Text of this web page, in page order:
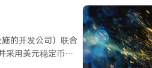
出了关注。该银行
市场份额的重大挑
续，这可能表明投
时期的资金流入能
的开发公司）联合
采用美元稳定币